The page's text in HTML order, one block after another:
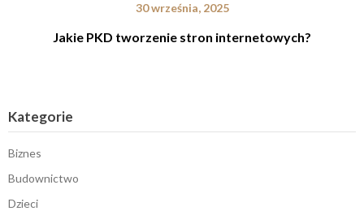
30 września, 2025
Jakie PKD tworzenie stron internetowych?
Kategorie
Biznes
Budownictwo
Dzieci